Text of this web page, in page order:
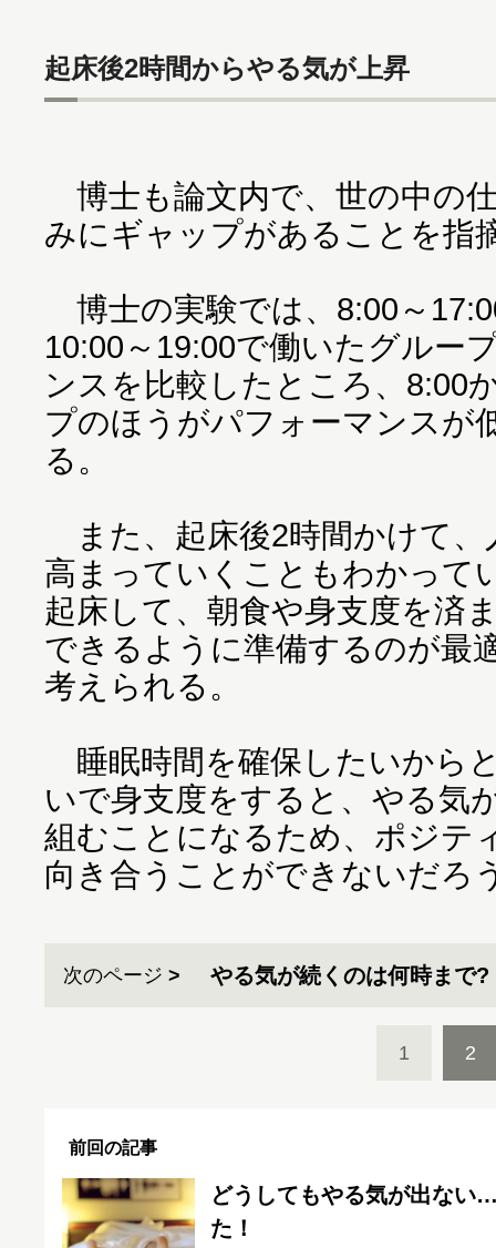
起床後2時間からやる気が上昇
博士も論文内で、世の中の
みにギャップがあることを指
博士の実験では、8:00～
10:00～19:00で働いたグルー
ンスを比較したところ、8:00
プのほうがパフォーマンスが
る。
また、起床後2時間かけて、
高まっていくこともわかって
起床して、朝食や身支度を済
できるように準備するのが最
考えられる。
睡眠時間を確保したいから
いで身支度をすると、やる気
組むことになるため、ポジテ
向き合うことができないだろ
次のページ やる気が続くのは何時まで?
1 2
前回の記事
どうしてもやる気が出な
た！